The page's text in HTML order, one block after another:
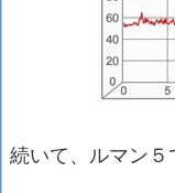
続いて、ルマン５